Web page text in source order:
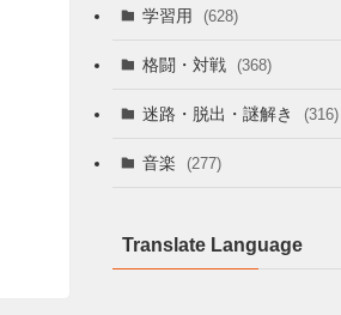
学習用 (628)
格闘・対戦 (368)
迷路・脱出・謎解き (316)
音楽 (277)
Translate Language